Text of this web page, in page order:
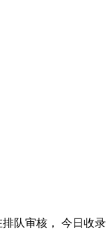
队审核， 今日收录